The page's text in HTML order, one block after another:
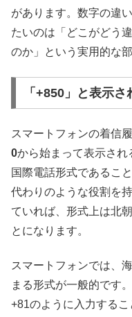
があります。数字の違
たいのは「どこがどう
のか」という実用的な部
「+850」と表示
スマートフォンの着信
0から始まって表示され
国際電話形式であるこ
代わりのような役割を
ていれば、形式上は北
とになります。
スマートフォンでは、
まる形式が一般的です
+81のように入力する